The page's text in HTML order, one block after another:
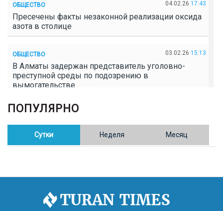
ОБЩЕСТВО 04.02.26 17:43
Пресечены факты незаконной реализации оксида
азота в столице
ОБЩЕСТВО 03.02.26 15:13
В Алматы задержан представитель уголовно-
преступной среды по подозрению в
вымогательстве
ОБЩЕСТВО
Полицейские пресекли незаконное выращивание
конопли в Таразе
Казахстан возглавил Договор о зоне, свободной от
ПОПУЛЯРНО
Сутки Неделя Месяц